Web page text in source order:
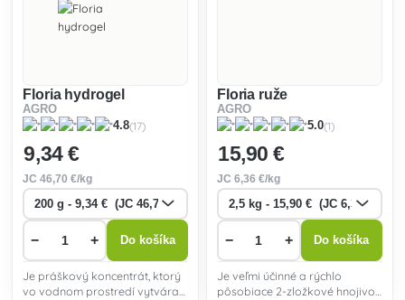
Floria hydrogel
AGRO
4.8(17)
9,34 €
JC46,70 €/kg
− + Do košíka
Je práškový koncentrát, ktorý
vo vodnom prostredí vytvára
Floria ruže
AGRO
5.0(1)
15,90 €
JC 6,36 €/kg
− + Do košíka
Je veľmi účinné a rýchlo
pôsobiace 2-zložkové hnojivo,